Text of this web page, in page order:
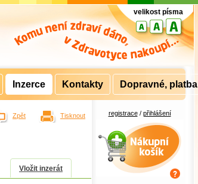
Vložit inzerát
registrace/ přihlášení
Nákupní košík
velikost písma
Tisknout
Zpět
Inzerce Kontakty Dopravné, platba